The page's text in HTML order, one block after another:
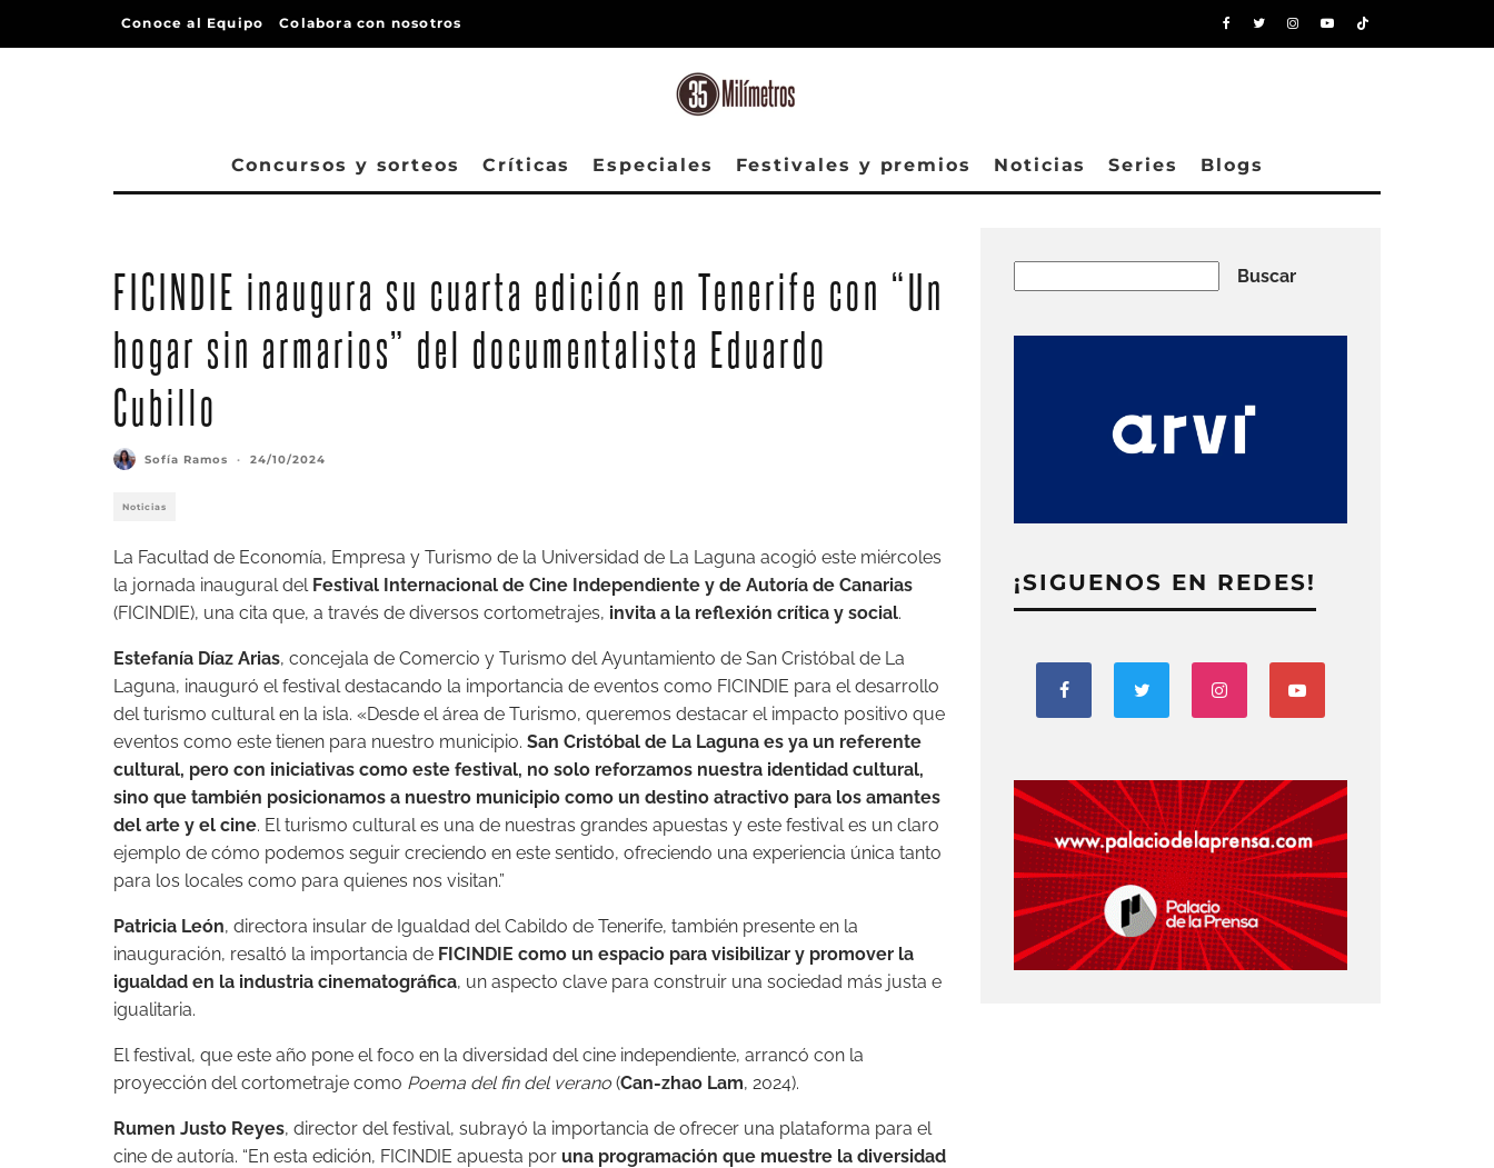
Conoce al Equipo Colabora con nosotros
Concursos y sorteos Críticas Especiales Festivales y premios Noticias Series Blogs
FICINDIE inaugura su cuarta edición en Tenerife con “Un
hogar sin armarios” del documentalista Eduardo
Cubillo
Sofía Ramos · 24/10/2024
Noticias
La Facultad de Economía, Empresa y Turismo de la Universidad de La Laguna acogió este miércoles
la jornada inaugural del Festival Internacional de Cine Independiente y de Autoría de Canarias
(FICINDIE), una cita que, a través de diversos cortometrajes, invita a la reflexión crítica y social.
Estefanía Díaz Arias, concejala de Comercio y Turismo del Ayuntamiento de San Cristóbal de La
Laguna, inauguró el festival destacando la importancia de eventos como FICINDIE para el desarrollo
del turismo cultural en la isla. «Desde el área de Turismo, queremos destacar el impacto positivo que
eventos como este tienen para nuestro municipio. San Cristóbal de La Laguna es ya un referente
cultural, pero con iniciativas como este festival, no solo reforzamos nuestra identidad cultural,
sino que también posicionamos a nuestro municipio como un destino atractivo para los amantes
del arte y el cine. El turismo cultural es una de nuestras grandes apuestas y este festival es un claro
ejemplo de cómo podemos seguir creciendo en este sentido, ofreciendo una experiencia única tanto
para los locales como para quienes nos visitan.”
Patricia León, directora insular de Igualdad del Cabildo de Tenerife, también presente en la
inauguración, resaltó la importancia de FICINDIE como un espacio para visibilizar y promover la
igualdad en la industria cinematográfica, un aspecto clave para construir una sociedad más justa e
igualitaria.
El festival, que este año pone el foco en la diversidad del cine independiente, arrancó con la
proyección del cortometraje como Poema del fin del verano (Can-zhao Lam, 2024).
Rumen Justo Reyes, director del festival, subrayó la importancia de ofrecer una plataforma para el
cine de autoría. “En esta edición, FICINDIE apuesta por una programación que muestre la diversidad
Buscar
¡SIGUENOS EN REDES!